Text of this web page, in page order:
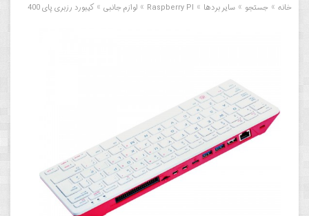
خانه » جستجو » سایر بردها »
Raspberry PI
» لوازم جانبی » کیبورد رزبری پای 400